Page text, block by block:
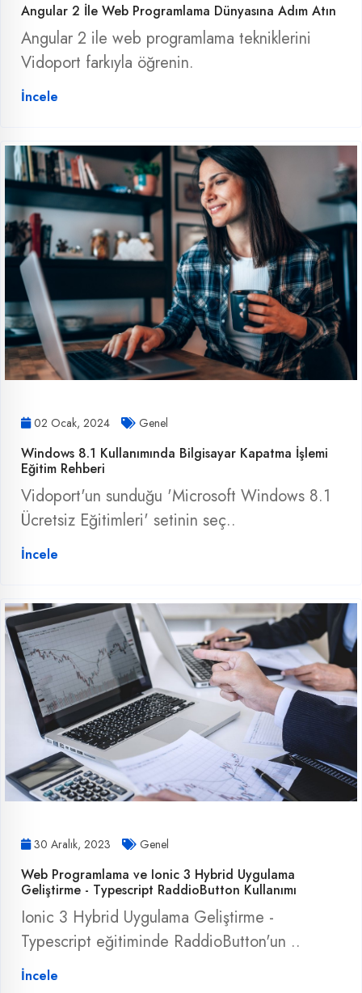
Angular 2 İle Web Programlama Dünyasına Adım Atın
Angular 2 ile web programlama tekniklerini
Vidoport farkıyla öğrenin.
İncele
02 Ocak, 2024 Genel
Windows 8.1 Kullanımında Bilgisayar Kapatma İşlemi
Eğitim Rehberi
Vidoport'un sunduğu 'Microsoft Windows 8.1
Ücretsiz Eğitimleri' setinin seç..
İncele
30 Aralık, 2023 Genel
Web Programlama ve Ionic 3 Hybrid Uygulama
Geliştirme - Typescript RaddioButton Kullanımı
Ionic 3 Hybrid Uygulama Geliştirme -
Typescript eğitiminde RaddioButton'un ..
İncele